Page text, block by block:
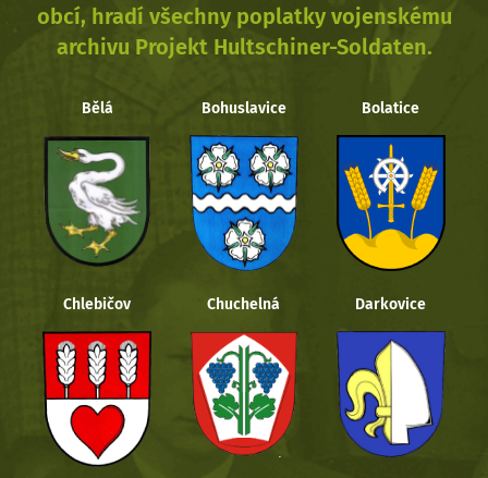
obcí, hradí všechny poplatky vojenskému
archivu Projekt Hultschiner-Soldaten.
Bělá Bohuslavice Bolatice
Chlebičov Chuchelná Darkovice